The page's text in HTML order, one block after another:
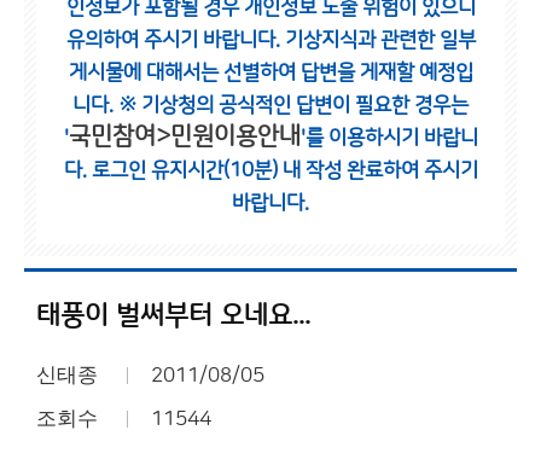
인정보가 포함될 경우 개인정보 노출 위험이 있으니
유의하여 주시기 바랍니다. 기상지식과 관련한 일부
게시물에 대해서는 선별하여 답변을 게재할 예정입
니다. ※ 기상청의 공식적인 답변이 필요한 경우는
'국민참여>민원이용안내 '를 이용하시기 바랍니
다. 로그인 유지시간(10분) 내 작성 완료하여 주시기
바랍니다.
태풍이 벌써부터 오네요...
신태종 2011/08/05
조회수 11544